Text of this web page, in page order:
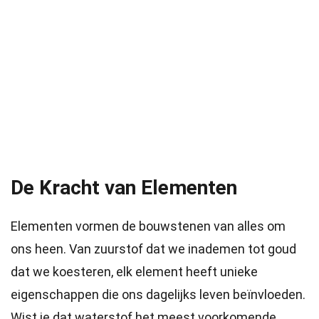
De Kracht van Elementen
Elementen vormen de bouwstenen van alles om
ons heen. Van zuurstof dat we inademen tot goud
dat we koesteren, elk element heeft unieke
eigenschappen die ons dagelijks leven beïnvloeden.